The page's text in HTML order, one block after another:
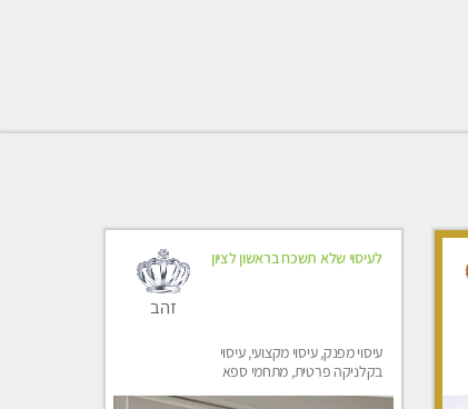
לעיסוי שלא תשכח בראשון לציון
עיסוי מפנק, עיסוי מקצועי, עיסוי
בקלניקה פרטית, מתחמי ספא
זהב